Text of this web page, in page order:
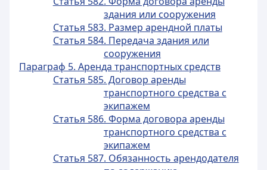
здания или сооружения
Статья 583. Размер арендной платы
Статья 584. Передача здания или
сооружения
Параграф 5. Аренда транспортных средств
Статья 585. Договор аренды
транспортного средства с
экипажем
Статья 586. Форма договора аренды
транспортного средства с
экипажем
Статья 587. Обязанность арендодателя